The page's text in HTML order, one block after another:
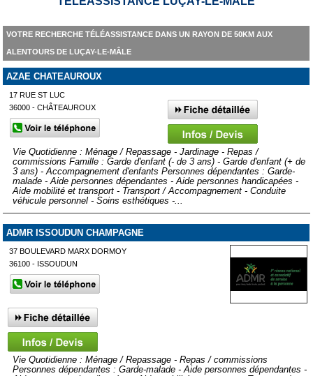
VOTRE RECHERCHE TÉLÉASSISTANCE DANS UN RAYON DE 50KM AUX
ALENTOURS DE LUÇAY-LE-MÂLE
AZAE CHATEAUROUX
17 RUE ST LUC
36000 - CHÂTEAUROUX
Vie Quotidienne : Ménage / Repassage - Jardinage - Repas /
commissions Famille : Garde d'enfant (- de 3 ans) - Garde d'enfant (+ de
3 ans) - Accompagnement d'enfants Personnes dépendantes : Garde-
malade - Aide personnes dépendantes - Aide personnes handicapées -
Aide mobilité et transport - Transport / Accompagnement - Conduite
véhicule personnel - Soins esthétiques -...
ADMR ISSOUDUN CHAMPAGNE
37 BOULEVARD MARX DORMOY
36100 - ISSOUDUN
Vie Quotidienne : Ménage / Repassage - Repas / commissions
Personnes dépendantes : Garde-malade - Aide personnes dépendantes -